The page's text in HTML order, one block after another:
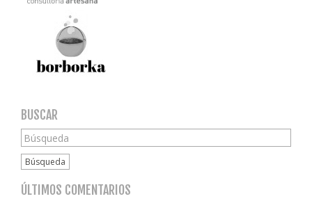
BUSCAR
Búsqueda
ÚLTIMOS COMENTARIOS